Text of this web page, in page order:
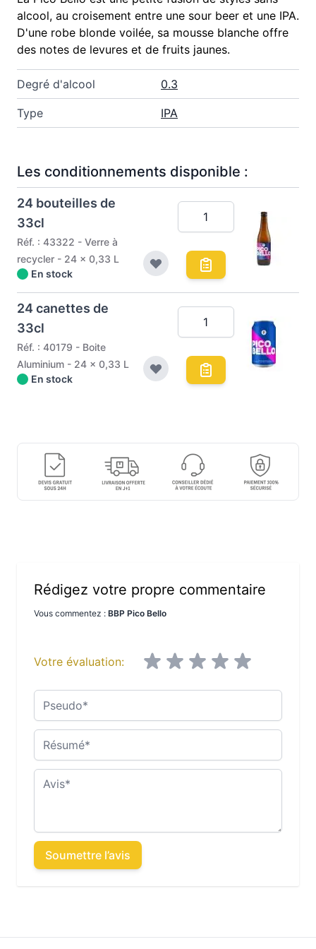
alcool, au croisement entre une sour beer et une IPA.
D'une robe blonde voilée, sa mousse blanche offre
des notes de levures et de fruits jaunes.
Degré d'alcool 0.3
Type IPA
Les conditionnements disponible :
24 bouteilles de
33cl
Réf. : 43322 - Verre à
recycler - 24 x 0,33 L
En stock
24 canettes de
33cl
Réf. : 40179 - Boite
Aluminium - 24 x 0,33 L
En stock
Rédigez votre propre commentaire
Vous commentez : BBP Pico Bello
Votre évaluation:
Pseudo
Résumé
Avis
Soumettre l’avis